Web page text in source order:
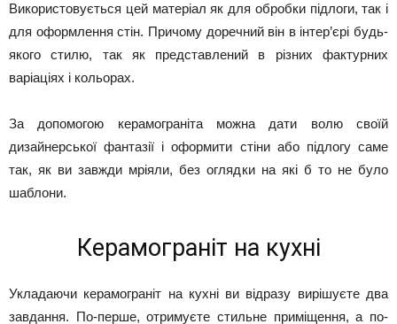
Використовується цей матеріал як для обробки підлоги, так і
для оформлення стін. Причому доречний він в інтер’єрі будь-
якого стилю, так як представлений в різних фактурних
варіаціях і кольорах.
За допомогою керамограніта можна дати волю своїй
дизайнерської фантазії і оформити стіни або підлогу саме
так, як ви завжди мріяли, без оглядки на які б то не було
шаблони.
Керамограніт на кухні
Укладаючи керамограніт на кухні ви відразу вирішуєте два
завдання. По-перше, отримуєте стильне приміщення, а по-